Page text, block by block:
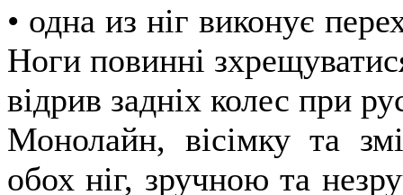
• одна из ніг виконує
Ноги повинні
відрив задніх колес при
Монолайн, вісімку та
обох ніг, зручною та